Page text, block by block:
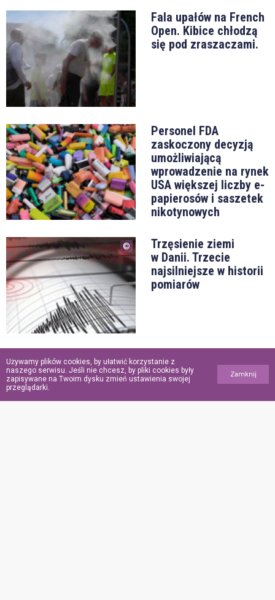
Fala upałów na French
Open. Kibice chłodzą
się pod zraszaczami.
Personel FDA
zaskoczony decyzją
umożliwiającą
wprowadzenie na rynek
USA większej liczby e-
papierosów i saszetek
nikotynowych
Trzęsienie ziemi
w Danii. Trzecie
najsilniejsze w historii
pomiarów
„Oddał życie
za innych”. Ochroniarz
meczetu zginął,
ratując wiernych
Używamy plików cookies, by ułatwić korzystanie z
naszego serwisu. Jeśli nie chcesz, by pliki cookies były
zapisywane na Twoim dysku zmień ustawienia swojej
przeglądarki.
Zamknij